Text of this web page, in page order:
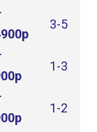
3-5
1-3
1-2